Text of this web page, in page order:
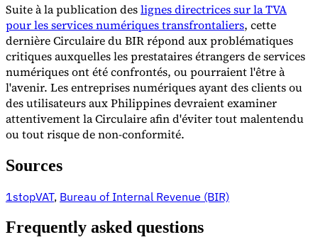
Suite à la publication deslignes directrices sur la TVA
pour les services numériques transfrontaliers, cette
dernière Circulaire du BIR répond aux problématiques
critiques auxquelles les prestataires étrangers de services
numériques ont été confrontés, ou pourraient l'être à
l'avenir. Les entreprises numériques ayant des clients ou
des utilisateurs aux Philippines devraient examiner
attentivement la Circulaire afin d'éviter tout malentendu
ou tout risque de non-conformité.
Sources
1stopVAT, Bureau of Internal Revenue (BIR)
Frequently asked questions